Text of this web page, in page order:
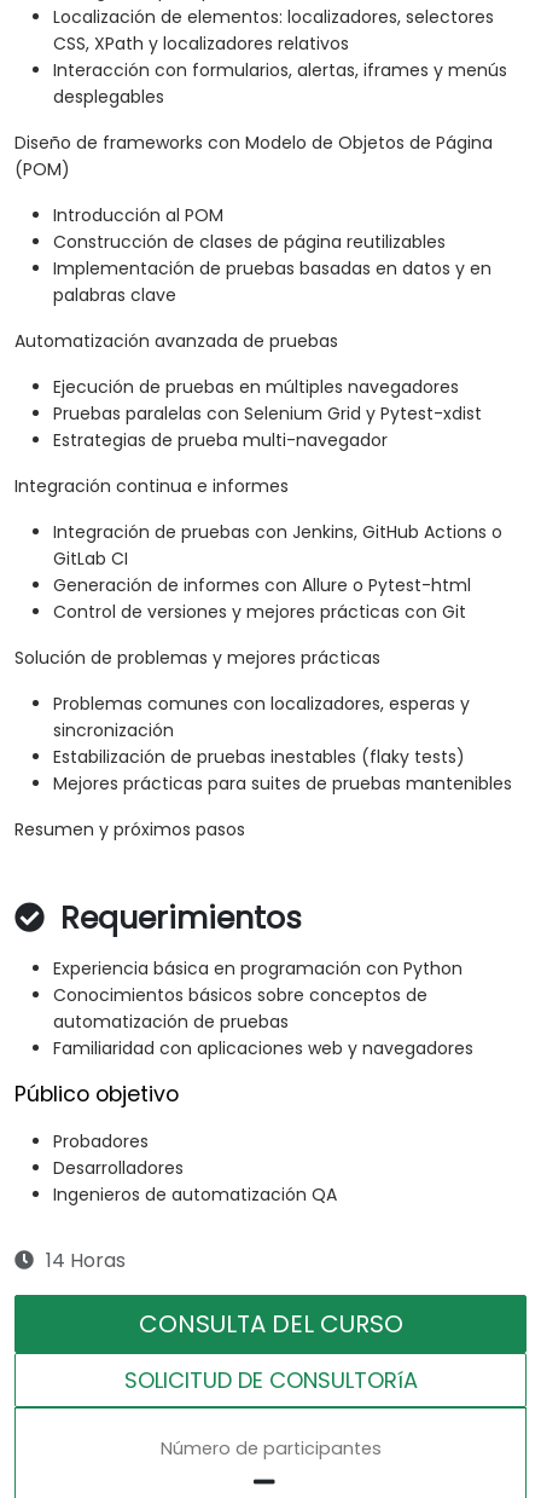
Localización de elementos: localizadores, selectores
CSS, XPath y localizadores relativos
Interacción con formularios, alertas, iframes y menús
desplegables
Diseño de frameworks con Modelo de Objetos de Página
(POM)
Introducción al POM
Construcción de clases de página reutilizables
Implementación de pruebas basadas en datos y en
palabras clave
Automatización avanzada de pruebas
Ejecución de pruebas en múltiples navegadores
Pruebas paralelas con Selenium Grid y Pytest-xdist
Estrategias de prueba multi-navegador
Integración continua e informes
Integración de pruebas con Jenkins, GitHub Actions o
GitLab CI
Generación de informes con Allure o Pytest-html
Control de versiones y mejores prácticas con Git
Solución de problemas y mejores prácticas
Problemas comunes con localizadores, esperas y
sincronización
Estabilización de pruebas inestables (flaky tests)
Mejores prácticas para suites de pruebas mantenibles
Resumen y próximos pasos
Requerimientos
Experiencia básica en programación con Python
Conocimientos básicos sobre conceptos de
automatización de pruebas
Familiaridad con aplicaciones web y navegadores
Público objetivo
Probadores
Desarrolladores
Ingenieros de automatización QA
14 Horas
CONSULTA DEL CURSO
SOLICITUD DE CONSULTORíA
Número de participantes